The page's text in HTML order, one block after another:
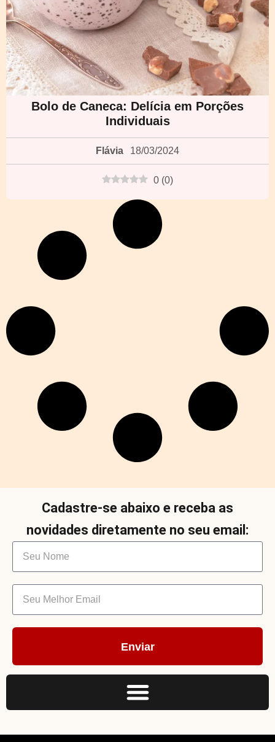
Bolo de Caneca: Delícia em Porções
Individuais
Flávia 18/03/2024
0 (0)
Cadastre-se abaixo e receba as
novidades diretamente no seu email:
Enviar